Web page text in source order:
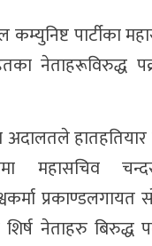
पार्टीका
नेताहरूविरुद्ध
अदालतले
महासचिव
प्रकाण्डलगायत
नेताहरु बिरुद्ध